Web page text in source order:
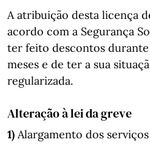
A atribuição desta licença
acordo com a Segurança
ter feito descontos durante
meses e de ter a sua
regularizada.
Alteração à lei da greve
1) Alargamento dos